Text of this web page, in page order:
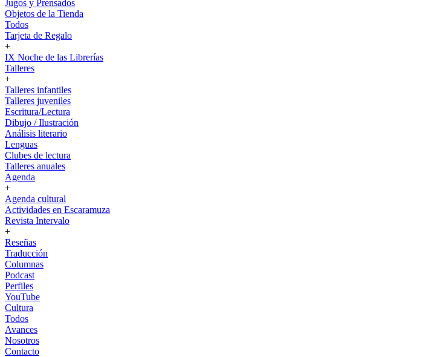
Jugos y Prensados
Objetos de la Tienda
Todos
Tarjeta de Regalo
+
IX Noche de las Librerías
Talleres
+
Talleres infantiles
Talleres juveniles
Escritura/Lectura
Dibujo / Ilustración
Análisis literario
Lenguas
Clubes de lectura
Talleres anuales
Agenda
+
Agenda cultural
Actividades en Escaramuza
Revista Intervalo
+
Reseñas
Traducción
Columnas
Podcast
Perfiles
YouTube
Cultura
Todos
Avances
Nosotros
Contacto